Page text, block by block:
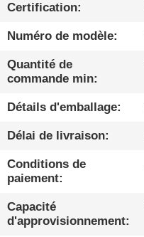
D'USINE
CONTRÔLE
DE
QUALITÉ
CONTACTEZ-
NOUS
NOUVELLES
Certification:
Numéro de modèle:
Quantité de
commande min:
Détails d'emballage:
Délai de livraison:
Conditions de
paiement:
Capacité
d'approvisionnement: